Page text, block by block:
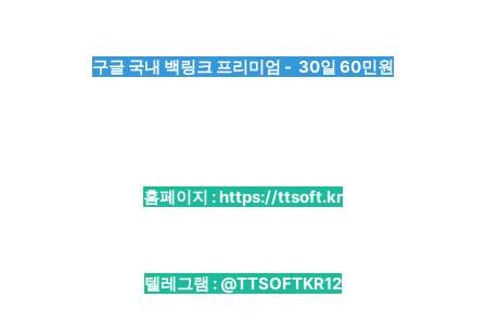
구글 국내 백링크 프리미엄 - 30일 60민원
홈페이지 :https://ttsoft.kr
텔레그램 : @TTSOFTKR12